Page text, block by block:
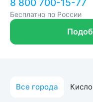
8 800 700-15-77
Бесплатно по России
Все города